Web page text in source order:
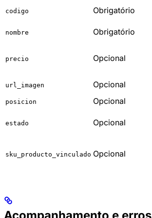
codigo Obrigatório
nombre Obrigatório
precio Opcional
url_imagen Opcional
posicion Opcional
estado Opcional
sku_producto_vinculado Opcional